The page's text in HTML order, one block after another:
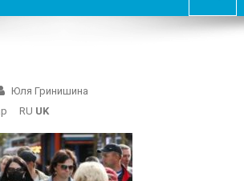
Юля Гринишина
On RU UK